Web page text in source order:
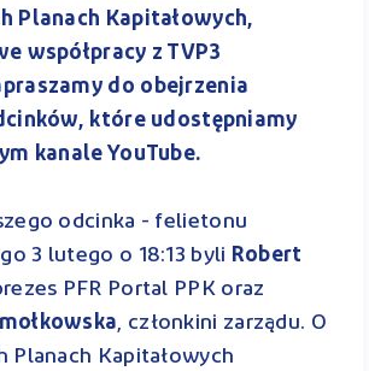
Planach Kapitałowych,
współpracy z TVP3
do obejrzenia
które udostępniamy
kanale YouTube.
odcinka - felietonu
3 lutego o 18:13 byli Robert
PFR Portal PPK oraz
, członkini zarządu. O
Planach Kapitałowych